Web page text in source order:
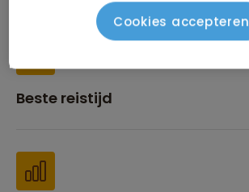
Beste reistijd
Cookies accepteren